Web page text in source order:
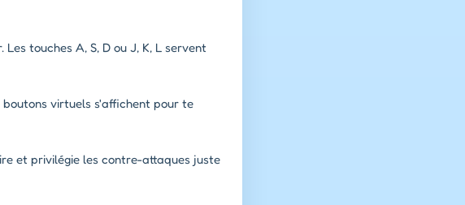
touches A, S, D ou J, K, L servent
virtuels s'affichent pour te
et privilégie les contre-attaques juste